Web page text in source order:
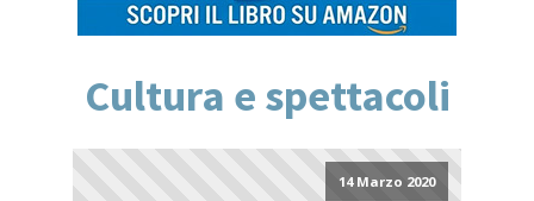
Cultura e spettacoli
14 Marzo 2020